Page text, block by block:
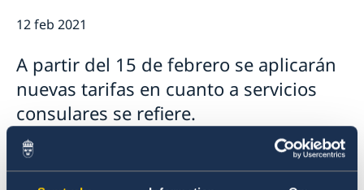
Prioridades en la promoción cultural y comercial
12 feb 2021
A partir del 15 de febrero se aplicarán
nuevas tarifas en cuanto a servicios
consulares se refiere.
El listado completo de tarifas lo puede veraquí
.